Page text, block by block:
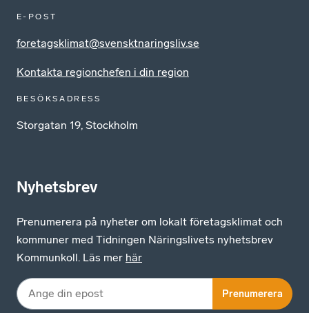
E-POST
foretagsklimat@svensktnaringsliv.se
Kontakta regionchefen i din region
BESÖKSADRESS
Storgatan 19, Stockholm
Nyhetsbrev
Prenumerera på nyheter om lokalt företagsklimat och
kommuner med Tidningen Näringslivets nyhetsbrev
Kommunkoll. Läs mer här
Prenumerera